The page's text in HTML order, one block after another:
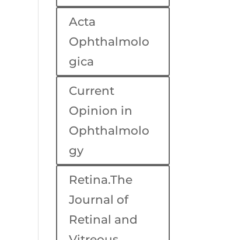
Acta
Ophthalmolo
gica
Current
Opinion in
Ophthalmolo
gy
Retina.The
Journal of
Retinal and